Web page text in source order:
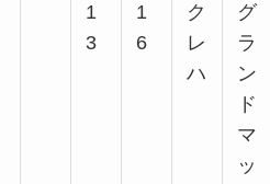
1
3
1
6
ク
レ
ハ
グ
ラ
ン
ド
マ
ッ